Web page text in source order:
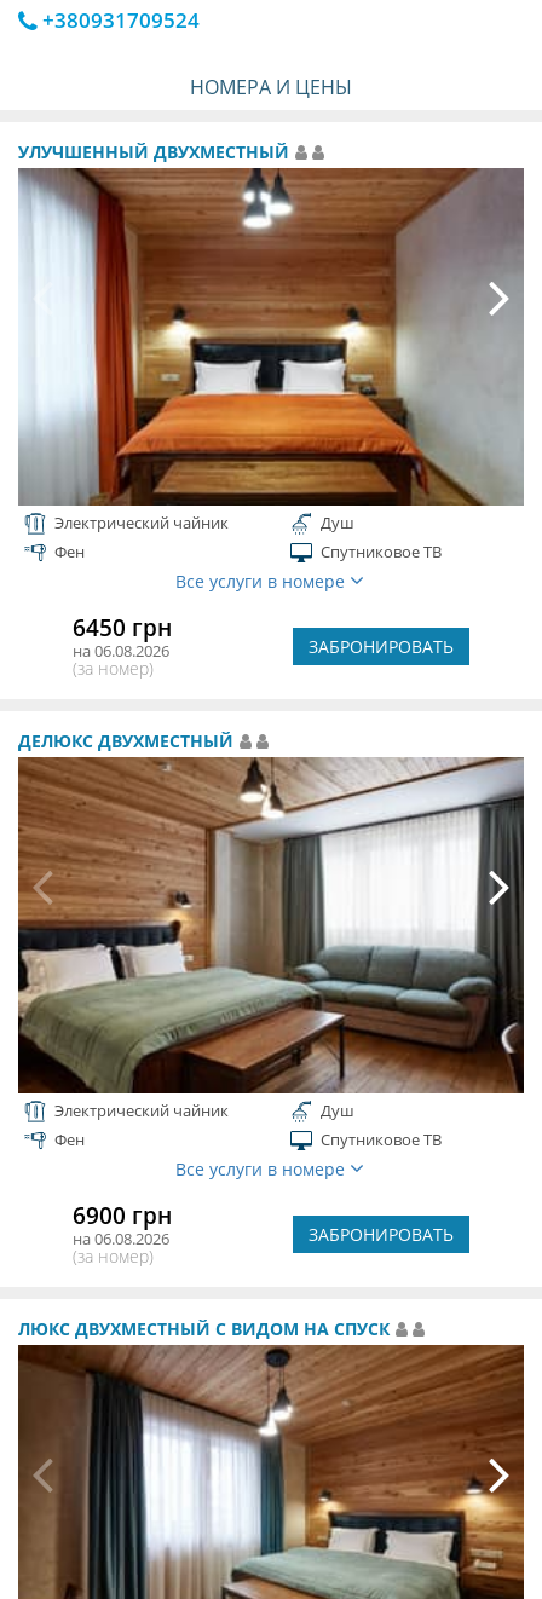
+380931709524
НОМЕРА И ЦЕНЫ
УЛУЧШЕННЫЙ ДВУХМЕСТНЫЙ
Электрический чайник
Душ
Фен
Спутниковое ТВ
Все услуги в номере
6450 грн
на 06.08.2026
(за номер)
ЗАБРОНИРОВАТЬ
ДЕЛЮКС ДВУХМЕСТНЫЙ
Электрический чайник
Душ
Фен
Спутниковое ТВ
Все услуги в номере
6900 грн
на 06.08.2026
(за номер)
ЗАБРОНИРОВАТЬ
ЛЮКС ДВУХМЕСТНЫЙ С ВИДОМ НА СПУСК